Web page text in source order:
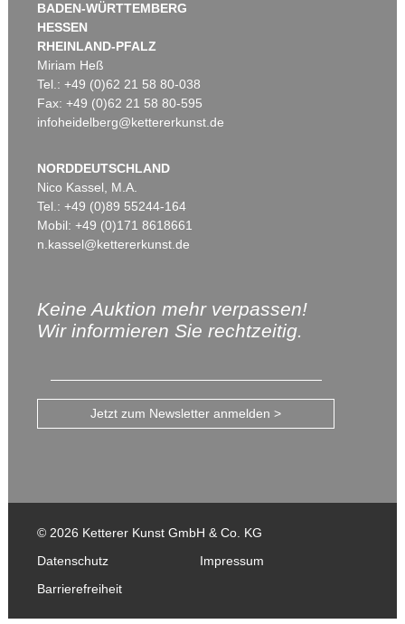
BADEN-WÜRTTEMBERG
HESSEN
RHEINLAND-PFALZ
Miriam Heß
Tel.: +49 (0)62 21 58 80-038
Fax: +49 (0)62 21 58 80-595
infoheidelberg@kettererkunst.de
NORDDEUTSCHLAND
Nico Kassel, M.A.
Tel.: +49 (0)89 55244-164
Mobil: +49 (0)171 8618661
n.kassel@kettererkunst.de
Keine Auktion mehr verpassen!
Wir informieren Sie rechtzeitig.
Jetzt zum Newsletter anmelden >
© 2026 Ketterer Kunst GmbH & Co. KG
Datenschutz
Impressum
Barrierefreiheit